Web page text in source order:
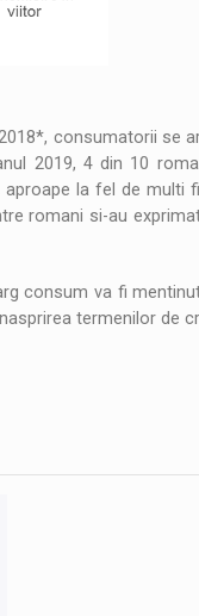
consumatorii se
2019, 4 din 10
la fel de multi
romani si-au
consum va fi
termenilor de